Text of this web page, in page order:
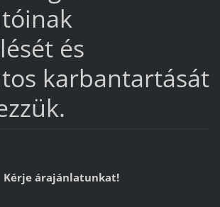
és
karbantartását
Kérje árajánlatunkat!